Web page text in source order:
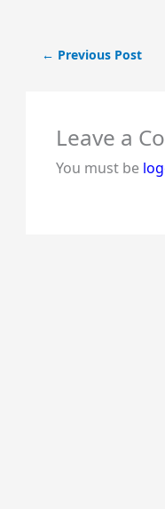
← Previous Post
Leave a
You must be